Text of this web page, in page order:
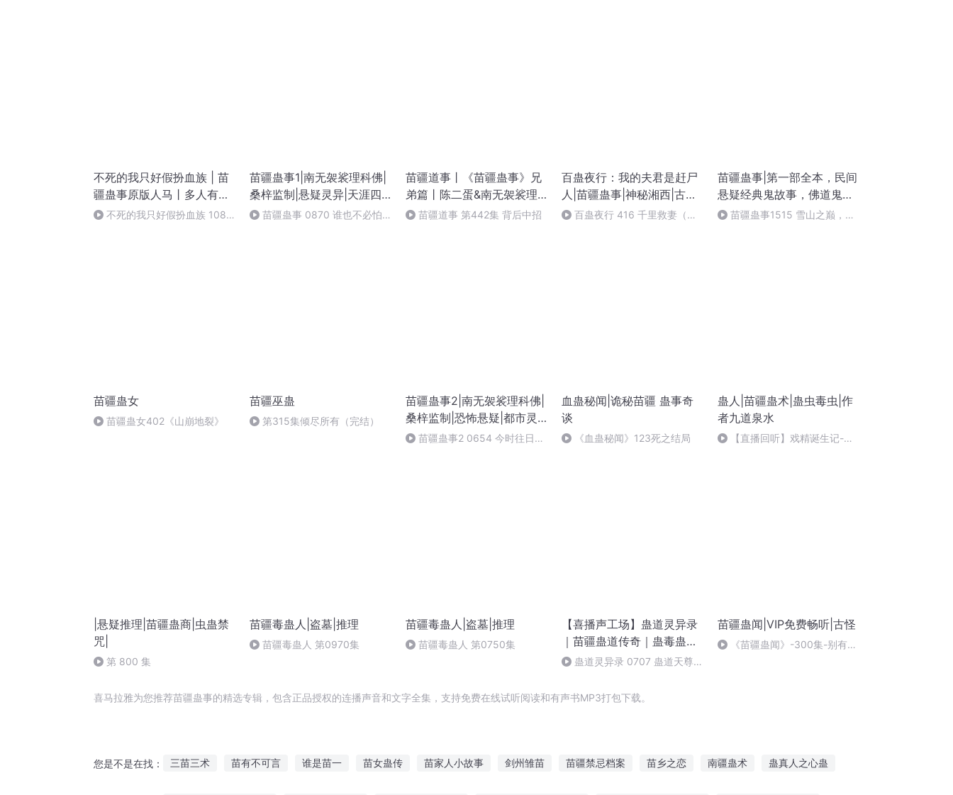
不死的我只好假扮血族 | 苗
疆蛊事原版人马丨多人有声
剧 不死的我只好假扮血族 1081
苗疆蛊事1|南无袈裟理科佛|
桑梓监制|悬疑灵异|天涯四
大奇书
苗疆蛊事 0870 谁也不必怕
苗疆道事丨《苗疆蛊事》兄
弟篇丨陈二蛋&南无袈裟理
科佛丨陆左萧克明丨道门江
苗疆道事 第442集 背后中招
百蛊夜行：我的夫君是赶尸
人|苗疆蛊事|神秘湘西|古言
悬疑灵异|悬疑爱情|阴阳秘
百蛊夜行 416 千里救妻（大
苗疆蛊事|第一部全本，民间
悬疑经典鬼故事，佛道鬼
神，巫蛊降头｜张震领衔
苗疆蛊事1515 雪山之巅，朝
苗疆蛊女
苗疆蛊女402《山崩地裂》
苗疆巫蛊
第315集倾尽所有（完结）
苗疆蛊事2|南无袈裟理科佛|
桑梓监制|恐怖悬疑|都市灵
异|风水秘术|多人有声剧
苗疆蛊事2 0654 今时往日
血蛊秘闻|诡秘苗疆 蛊事奇
谈
《血蛊秘闻》123死之结局
蛊人|苗疆蛊术|蛊虫毒虫|作
者九道泉水
【直播回听】戏精诞生记-
|悬疑推理|苗疆蛊商|虫蛊禁
咒|
第 800 集
苗疆毒蛊人|盗墓|推理
苗疆毒蛊人 第0970集
苗疆毒蛊人|盗墓|推理
苗疆毒蛊人 第0750集
【喜播声工场】蛊道灵异录
｜苗疆蛊道传奇｜蛊毒蛊术
蛊师秘闻
蛊道灵异录 0707 蛊道天尊
苗疆蛊闻|VIP免费畅听|古怪
《苗疆蛊闻》-300集-别有洞
喜马拉雅为您推荐苗疆蛊事的精选专辑，包含正品授权的连播声音和文字全集，支持免费在线试听阅读和有声书MP3打包下载。
您是不是在找： 三苗三术 苗有不可言 谁是苗一 苗女蛊传 苗家人小故事 剑州雏苗 苗疆禁忌档案 苗乡之恋 南疆蛊术 蛊真人之心蛊